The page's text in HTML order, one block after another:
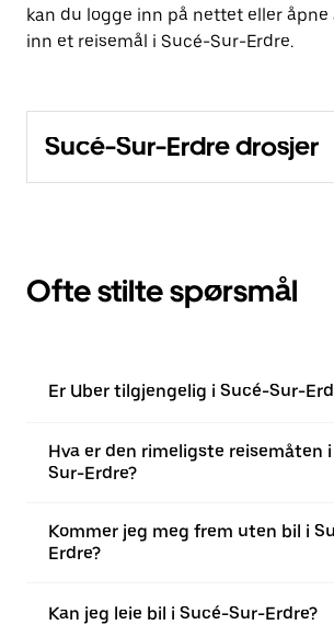
kan du logge inn på nettet eller åpne
inn et reisemål i Sucé-Sur-Erdre.
Sucé-Sur-Erdre drosjer
Ofte stilte spørsmål
Er Uber tilgjengelig i Sucé-Sur-
Hva er den rimeligste reisemåten
Sur-Erdre?
Kommer jeg meg frem uten bil i
Erdre?
Kan jeg leie bil i Sucé-Sur-Erdre?